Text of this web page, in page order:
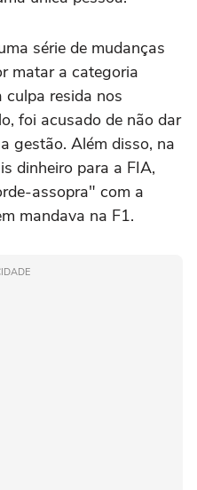
série de mudanças
matar a categoria
culpa resida nos
foi acusado de não dar
gestão. Além disso, na
dinheiro para a FIA,
assopra" com a
mandava na F1.